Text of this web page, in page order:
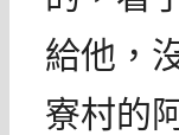
給他，
寮村的